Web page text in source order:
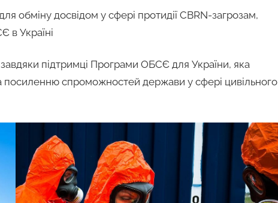
обміну досвідом у сфері протидії CBRN-загрозам,
в Україні
підтримці Програми ОБСЄ для України, яка
посиленню спроможностей держави у сфері цивільного